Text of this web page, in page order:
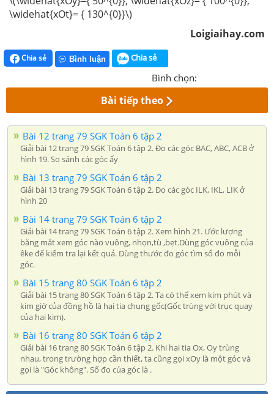
\widehat{xOt}= { 130^{0}}\)
Loigiaihay.com
Chia sẻ Bình luận Chia sẻ
Bình chọn:
Bài tiếp theo
Bài 12 trang 79 SGK Toán 6 tập 2
Giải bài 12 trang 79 SGK Toán 6 tập 2. Đo các góc BAC, ABC, ACB ở
hình 19. So sánh các góc ấy
Bài 13 trang 79 SGK Toán 6 tập 2
Giải bài 13 trang 79 SGK Toán 6 tập 2. Đo các góc ILK, IKL, LIK ở
hình 20
Bài 14 trang 79 SGK Toán 6 tập 2
Giải bài 14 trang 79 SGK Toán 6 tập 2. Xem hình 21. Ước lượng
bằng mắt xem góc nào vuông, nhọn,tù ,bẹt.Dùng góc vuông của
êke để kiểm tra lại kết quả. Dùng thước đo góc tìm số đo mỗi
góc.
Bài 15 trang 80 SGK Toán 6 tập 2
Giải bài 15 trang 80 SGK Toán 6 tập 2. Ta có thể xem kim phút và
kim giờ của đồng hồ là hai tia chung gốc(Gốc trùng với trục quay
của hai kim).
Bài 16 trang 80 SGK Toán 6 tập 2
Giải bài 16 trang 80 SGK Toán 6 tập 2. Khi hai tia Ox, Oy trùng
nhau, trong trường hợp cần thiết, ta cũng gọi xOy là một góc và
gọi là "Góc không". Số đo của góc là .